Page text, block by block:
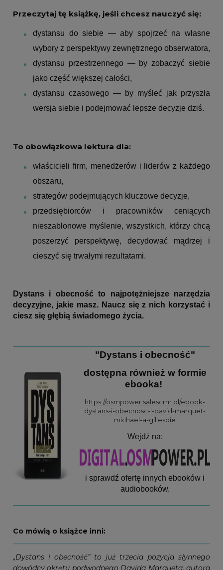
Przeczytaj tę książkę, jeśli chcesz nauczyć się:
dystansu do siebie — aby spojrzeć na własne
wybory z perspektywy zewnętrznego obserwatora,
dystansu przestrzennego — by zobaczyć siebie
jako część większej całości,
dystansu czasowego — by myśleć jak przyszła
wersja siebie i podejmować lepsze decyzje dziś.
To obowiązkowa lektura dla:
właścicieli firm, menedżerów i liderów z każdego
obszaru,
strategów podejmujących kluczowe decyzje,
przedsiębiorców i pracowników ceniących
nieszablonowe myślenie, wszystkich, którzy chcą
poszerzyć perspektywę, decydować mądrzej i
cieszyć się trwałymi rezultatami.
Dystans i obecność to najpotężniejsze narzędzia
decyzyjne, jakie masz. Naucz się z nich korzystać i
ciesz się głębią świadomego życia.
"Dystans i obecność"
dostępna również w formie
ebooka!
https://osmpower.salescrm.pl/ebook-
dystans-i-obecnosc-l-david-marquet-
michael-a-gillespie
Wejdź na:
i sprawdź ofertę innych ebooków i
audiobooków.
Co mówią o książce inni:
„Dystans i obecność” to już trzecia pozycja słynnego
dowódcy okrętu podwodnego Davida Marqueta, autora